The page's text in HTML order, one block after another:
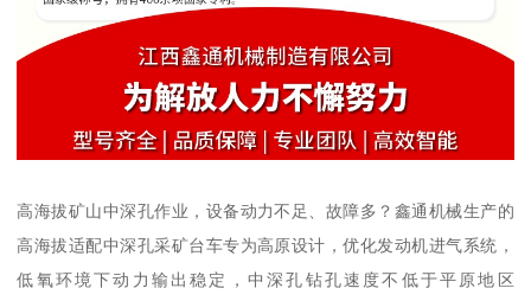
高海拔矿山中深孔作业，设备动力不足、故障多？鑫通机械生产的
高海拔适配中深孔采矿台车专为高原设计，优化发动机进气系统，
低氧环境下动力输出稳定，中深孔钻孔速度不低于平原地区